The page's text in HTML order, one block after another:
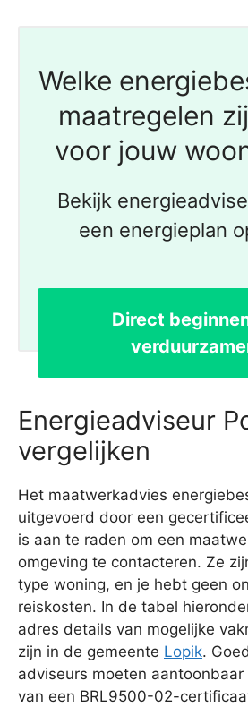
Welke
maatregelen
voor jouw
Bekijk
een energieplan
Direct
Energieadviseur
vergelijken
Het maatwerkadvies
uitgevoerd door een
is aan te raden om een
omgeving te contacteren. Ze
type woning, en je hebt geen
reiskosten. In de tabel
adres details van mogelijke
zijn in de gemeente Lopik.
adviseurs moeten
van een BRL9500-02-